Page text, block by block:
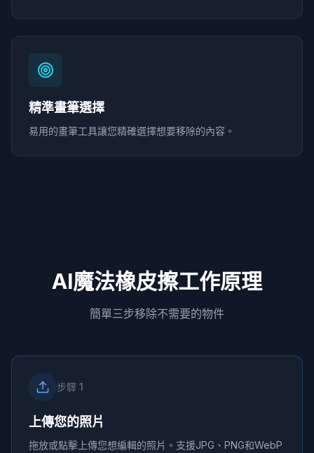
精準畫筆選擇
易用的畫筆工具讓您精確選擇想要移除的內容。
AI魔法橡皮擦工作原理
簡單三步移除不需要的物件
步驟 1
上傳您的照片
拖放或點擊上傳您想編輯的照片。支援JPG、PNG和WebP